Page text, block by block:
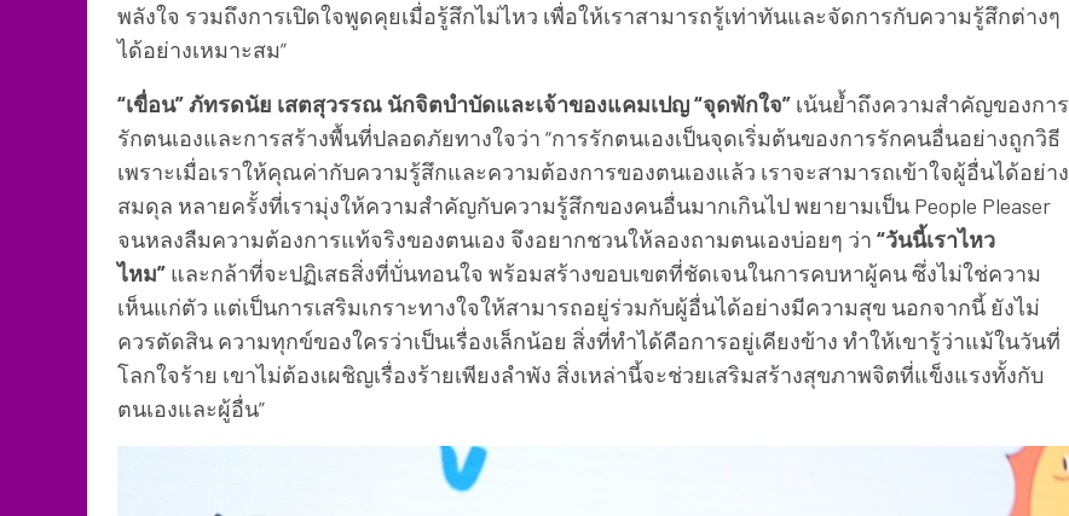
พลังใจ รวมถึงการเปิดใจพูดคุยเมื่อรู้สึกไม่ไหว เพื่อให้เราสามารถรู้เท่าทันและจัดการกับความรู้สึกต่างๆ
ได้อย่างเหมาะสม”
“เขื่อน” ภัทรดนัย เสตสุวรรณ นักจิตบำบัดและเจ้าของแคมเปญ “จุดพักใจ” เน้นย้ำถึงความสำคัญของการ
รักตนเองและการสร้างพื้นที่ปลอดภัยทางใจว่า “การรักตนเองเป็นจุดเริ่มต้นของการรักคนอื่นอย่างถูกวิธี
เพราะเมื่อเราให้คุณค่ากับความรู้สึกและความต้องการของตนเองแล้ว เราจะสามารถเข้าใจผู้อื่นได้อย่าง
สมดุล หลายครั้งที่เรามุ่งให้ความสำคัญกับความรู้สึกของคนอื่นมากเกินไป พยายามเป็น People Pleaser
จนหลงลืมความต้องการแท้จริงของตนเอง จึงอยากชวนให้ลองถามตนเองบ่อยๆ ว่า “วันนี้เราไหว
ไหม” และกล้าที่จะปฏิเสธสิ่งที่บั่นทอนใจ พร้อมสร้างขอบเขตที่ชัดเจนในการคบหาผู้คน ซึ่งไม่ใช่ความ
เห็นแก่ตัว แต่เป็นการเสริมเกราะทางใจให้สามารถอยู่ร่วมกับผู้อื่นได้อย่างมีความสุข นอกจากนี้ ยังไม่
ควรตัดสิน ความทุกข์ของใครว่าเป็นเรื่องเล็กน้อย สิ่งที่ทำได้คือการอยู่เคียงข้าง ทำให้เขารู้ว่าแม้ในวันที่
โลกใจร้าย เขาไม่ต้องเผชิญเรื่องร้ายเพียงลำพัง สิ่งเหล่านี้จะช่วยเสริมสร้างสุขภาพจิตที่แข็งแรงทั้งกับ
ตนเองและผู้อื่น”